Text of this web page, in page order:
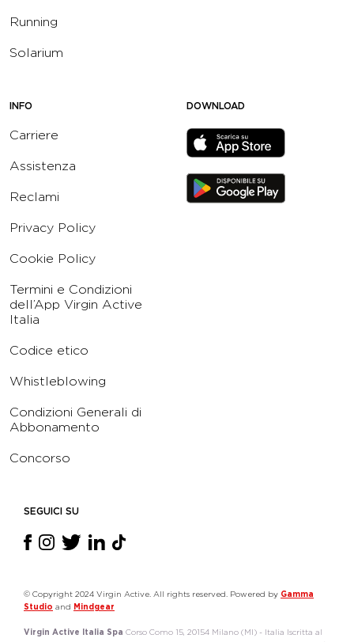
Running
Solarium
INFO
Carriere
Assistenza
Reclami
Privacy Policy
Cookie Policy
Termini e Condizioni
dell’App Virgin Active
Italia
Codice etico
Whistleblowing
Condizioni Generali di
Abbonamento
Concorso
DOWNLOAD
SEGUICI SU
© Copyright 2024 Virgin Active. All rights reserved. Powered by Gamma
Studio and Mindgear
Virgin Active Italia Spa Corso Como 15, 20154 Milano (MI) - Italia Iscritta al